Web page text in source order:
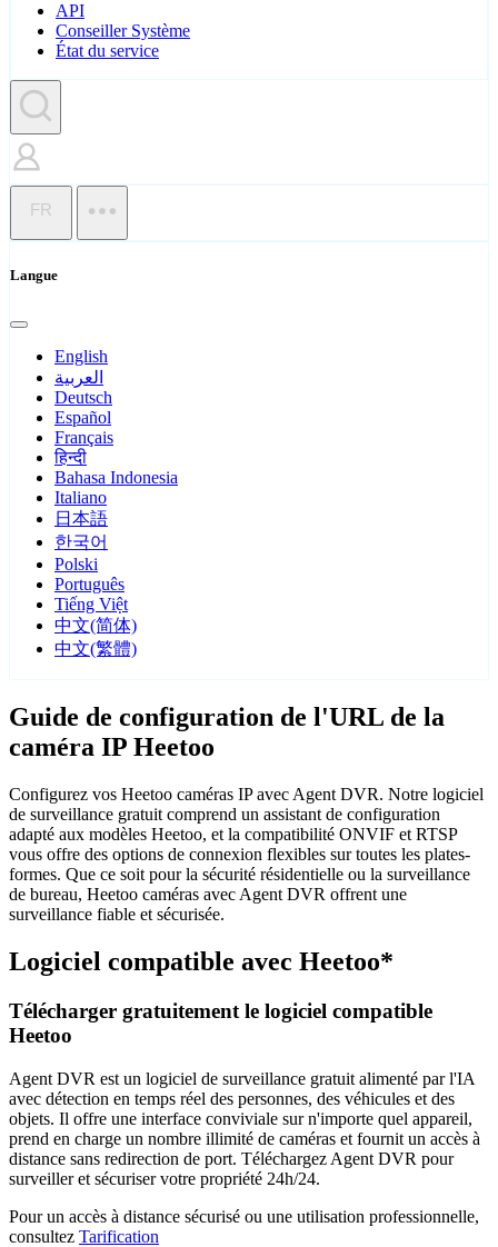
API
Conseiller Système
État du service
FR
Langue
English
العربية
Deutsch
Español
Français
हिन्दी
Bahasa Indonesia
Italiano
日本語
한국어
Polski
Português
Tiếng Việt
中文(简体)
中文(繁體)
Guide de configuration de l'URL de la
caméra IP Heetoo
Configurez vos Heetoo caméras IP avec Agent DVR. Notre logiciel
de surveillance gratuit comprend un assistant de configuration
adapté aux modèles Heetoo, et la compatibilité ONVIF et RTSP
vous offre des options de connexion flexibles sur toutes les plates-
formes. Que ce soit pour la sécurité résidentielle ou la surveillance
de bureau, Heetoo caméras avec Agent DVR offrent une
surveillance fiable et sécurisée.
Logiciel compatible avec Heetoo*
Télécharger gratuitement le logiciel compatible
Heetoo
Agent DVR est un logiciel de surveillance gratuit alimenté par l'IA
avec détection en temps réel des personnes, des véhicules et des
objets. Il offre une interface conviviale sur n'importe quel appareil,
prend en charge un nombre illimité de caméras et fournit un accès à
distance sans redirection de port. Téléchargez Agent DVR pour
surveiller et sécuriser votre propriété 24h/24.
Pour un accès à distance sécurisé ou une utilisation professionnelle,
consultez Tarification